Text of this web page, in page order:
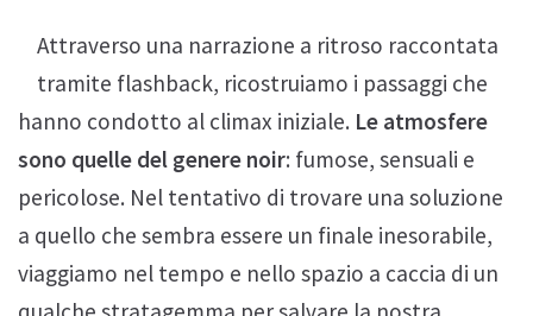
Attraverso una narrazione a ritroso raccontata
tramite flashback, ricostruiamo i passaggi che
hanno condotto al climax iniziale. Le atmosfere
sono quelle del genere noir: fumose, sensuali e
pericolose. Nel tentativo di trovare una soluzione
a quello che sembra essere un finale inesorabile,
viaggiamo nel tempo e nello spazio a caccia di un